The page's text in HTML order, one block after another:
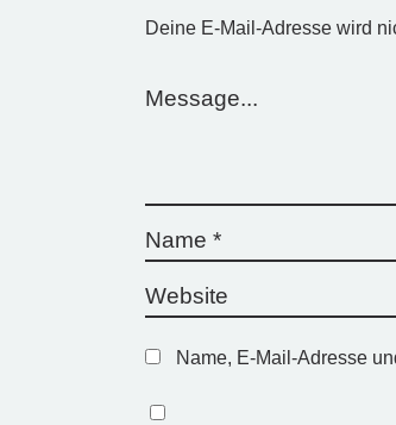
Deine E-Mail-Adresse wird
Name, E-Mail-Adresse